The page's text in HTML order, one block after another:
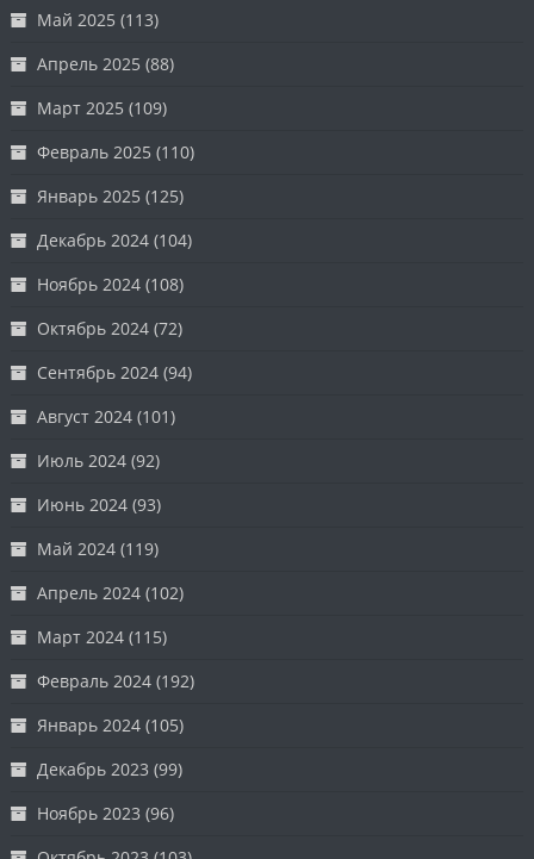
Май 2025 (113)
Апрель 2025 (88)
Март 2025 (109)
Февраль 2025 (110)
Январь 2025 (125)
Декабрь 2024 (104)
Ноябрь 2024 (108)
Октябрь 2024 (72)
Сентябрь 2024 (94)
Август 2024 (101)
Июль 2024 (92)
Июнь 2024 (93)
Май 2024 (119)
Апрель 2024 (102)
Март 2024 (115)
Февраль 2024 (192)
Январь 2024 (105)
Декабрь 2023 (99)
Ноябрь 2023 (96)